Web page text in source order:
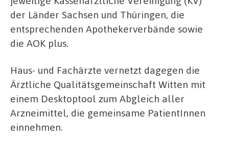
der Länder Sachsen und Thüringen, die
entsprechenden Apothekerverbände sowie
die AOK plus.
Haus- und Fachärzte vernetzt dagegen die
Ärztliche Qualitätsgemeinschaft Witten mit
einem Desktoptool zum Abgleich aller
Arzneimittel, die gemeinsame PatientInnen
einnehmen.